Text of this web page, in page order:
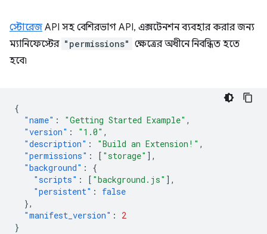
স্টোরেজ API সহ বেশিরভাগ API, এক্সটেনশন ব্যবহার করার জন্য
ম্যানিফেস্টের "permissions" ক্ষেত্রের অধীনে নিবন্ধিত হতে
হবে৷
{
"name" : "Getting Started Example" ,
"version" : "1.0" ,
"description" : "Build an Extension!" ,
"permissions" : [ "storage" ],
"background" :
{
"scripts" : [ "background.js" ],
"persistent" :
false
},
"manifest_version" :
2
}